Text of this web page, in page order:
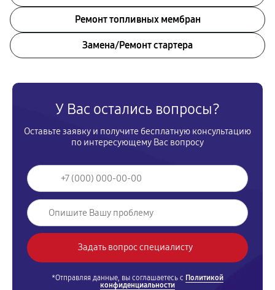
Ремонт топливных мембран
Замена/Pемонт стартера
У Вас остались вопросы?
Оставьте заявку и получите бесплатную консультацию
по интересующему Вас вопросу
*Отправляя данные, вы соглашаетесь с Политикой
конфиденциальности